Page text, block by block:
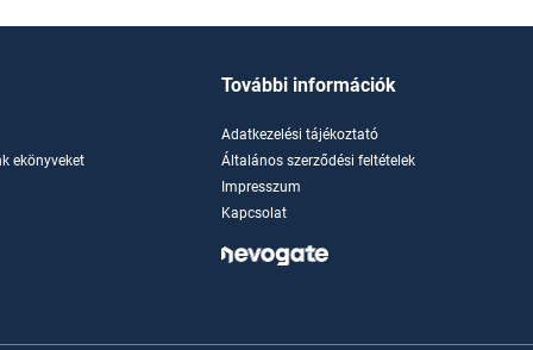
ekönyveket
További információk
Adatkezelési tájékoztató
Általános szerződési feltételek
Impresszum
Kapcsolat